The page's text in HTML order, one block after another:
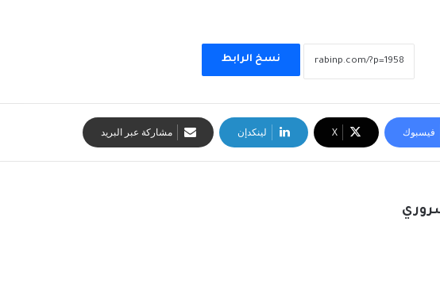
نسخ الرابط
فيسبوك ‫X لينكدإن مشاركة عبر البريد